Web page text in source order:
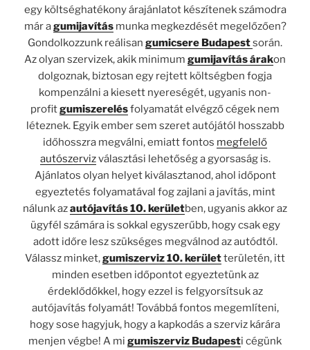
egy költséghatékony árajánlatot készítenek számodra
már agumijavításmunka megkezdését megelőzően?
Gondolkozzunk reálisan gumicsere Budapestsorán.
Az olyan szervizek, akik minimum gumijavítás árakon
dolgoznak, biztosan egy rejtett költségben fogja
kompenzálni a kiesett nyereségét, ugyanis non-
profitgumiszerelésfolyamatát elvégző cégek nem
léteznek. Egyik ember sem szeret autójától hosszabb
időhosszra megválni, emiatt fontos megfelelő
autószervizválasztási lehetőség a gyorsaság is.
Ajánlatos olyan helyet kiválasztanod, ahol időpont
egyeztetés folyamatával fog zajlani a javítás, mint
nálunk azautójavítás 10. kerületben, ugyanis akkor az
ügyfél számára is sokkal egyszerűbb, hogy csak egy
adott időre lesz szükséges megválnod az autódtól.
Válassz minket,gumiszerviz 10. kerületterületén, itt
minden esetben időpontot egyeztetünk az
érdeklődőkkel, hogy ezzel is felgyorsítsuk az
autójavítás folyamát! Továbbá fontos megemlíteni,
hogy sose hagyjuk, hogy a kapkodás a szerviz kárára
menjen végbe! A mi gumiszerviz Budapesti cégünk